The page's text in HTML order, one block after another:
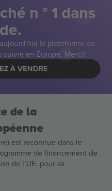
n ° 1 dans
la plateforme de
suivie en Europe. Merci!
À VENDRE
de la
est reconnue dans le
de financement de
de l’UE, pour sa